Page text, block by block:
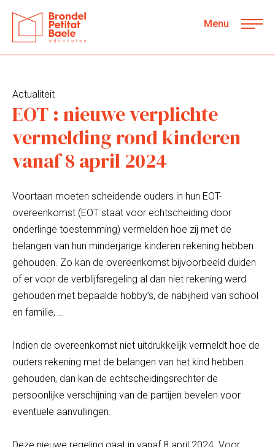
Menu
Actualiteit
EOT : nieuwe verplichte
vermelding rond kinderen
vanaf 8 april 2024
Voortaan moeten scheidende ouders in hun EOT-
overeenkomst (EOT staat voor echtscheiding door
onderlinge toestemming) vermelden hoe zij met de
belangen van hun minderjarige kinderen rekening hebben
gehouden. Zo kan de overeenkomst bijvoorbeeld duiden
of er voor de verblijfsregeling al dan niet rekening werd
gehouden met bepaalde hobby’s, de nabijheid van school
en familie, …
Indien de overeenkomst niet uitdrukkelijk vermeldt hoe de
ouders rekening met de belangen van het kind hebben
gehouden, dan kan de echtscheidingsrechter de
persoonlijke verschijning van de partijen bevelen voor
eventuele aanvullingen.